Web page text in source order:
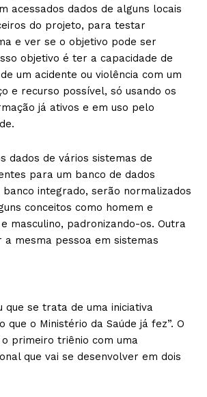
acessados dados de alguns locais
do projeto, para testar
e ver se o objetivo pode ser
objetivo é ter a capacidade de
um acidente ou violência com um
e recurso possível, só usando os
já ativos e em uso pelo
dados de vários sistemas de
para um banco de dados
integrado, serão normalizados
conceitos como homem e
masculino, padronizando-os. Outra
a mesma pessoa em sistemas
que se trata de uma iniciativa
que o Ministério da Saúde já fez”. O
primeiro triênio com uma
que vai se desenvolver em dois